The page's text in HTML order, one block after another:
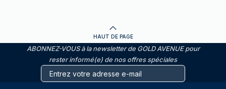
HAUT DE PAGE
ABONNEZ-VOUS à la newsletter de GOLD AVENUE pour
rester informé(e) de nos offres spéciales